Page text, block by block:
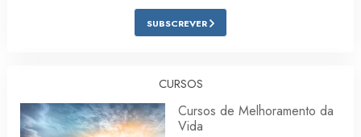
SUBSCREVER
CURSOS
Cursos de Melhoramento da
Vida